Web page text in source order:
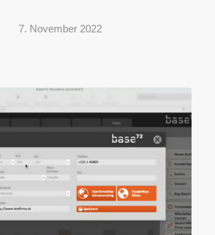
7. November 2022